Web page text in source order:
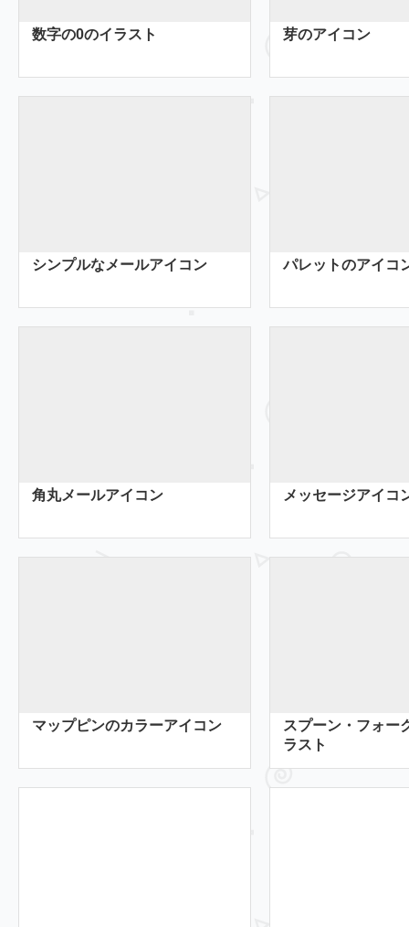
数字の0のイラスト 芽のアイコン
シンプルなメールアイコン パレットのアイコ
角丸メールアイコン メッセージアイコ
マップピンのカラーアイコン
スプーン・フォー
ラスト